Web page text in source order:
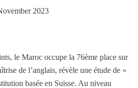
2023
le Maroc occupe la 76ème place sur
de l’anglais, révèle une étude de «
basée en Suisse. Au niveau